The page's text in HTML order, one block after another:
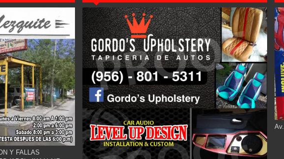
Y FALLAS